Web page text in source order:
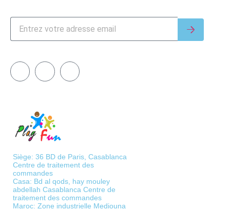
Siège: 36 BD de Paris, Casablanca
Centre de traitement des
commandes
Casa: Bd al qods, hay mouley
abdellah Casablanca Centre de
traitement des commandes
Maroc: Zone industrielle Mediouna